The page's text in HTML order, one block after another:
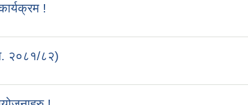
!
२०८१/८२)